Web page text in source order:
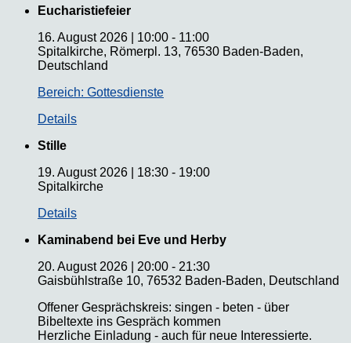
Eucharistiefeier
16. August 2026
10:00 - 11:00
Spitalkirche, Römerpl. 13, 76530 Baden-Baden,
Deutschland
Bereich: Gottesdienste
Details
Stille
19. August 2026
18:30 - 19:00
Spitalkirche
Details
Kaminabend bei Eve und Herby
20. August 2026
20:00 - 21:30
Gaisbühlstraße 10, 76532 Baden-Baden, Deutschland
Offener Gesprächskreis: singen - beten - über
Bibeltexte ins Gespräch kommen
Herzliche Einladung - auch für neue Interessierte.